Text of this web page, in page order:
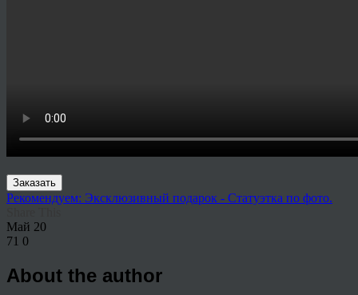
Заказать
Рекомендуем: Эксклюзивный подарок - Статуэтка по фото.
Май 20
71 0
About the author